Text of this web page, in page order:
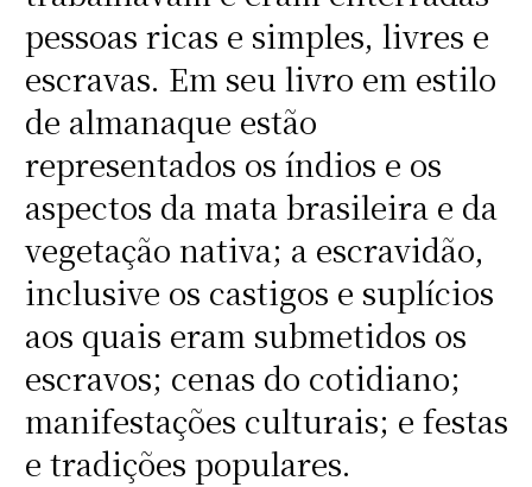
pessoas ricas e simples, livres e
escravas. Em seu livro em estilo
de almanaque estão
representados os índios e os
aspectos da mata brasileira e da
vegetação nativa; a escravidão,
inclusive os castigos e suplícios
aos quais eram submetidos os
escravos; cenas do cotidiano;
manifestações culturais; e festas
e tradições populares.